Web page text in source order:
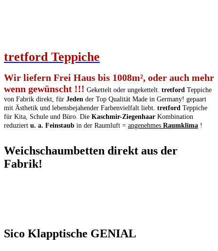
tretford Teppiche
Wir liefern Frei Haus bis 1008m², oder auch mehr
wenn gewünscht !!! Gekettelt oder ungekettelt. tretford Teppiche
von Fabrik direkt, für Jeden der Top Qualität Made in Germany! gepaart
mit Ästhetik und lebensbejahender Farbenvielfalt liebt. tretford Teppiche
für Kita, Schule und Büro. Die Kaschmir-Ziegenhaar Kombination
reduziert u. a. Feinstaub in der Raumluft = angenehmes Raumklima !
Weichschaumbetten direkt aus der
Fabrik!
Sico Klapptische GENIAL